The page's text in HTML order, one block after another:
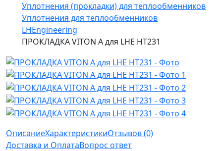
Уплотнения (прокладки) для теплообменников
Уплотнения для теплообменников
LHEngineering
ПРОКЛАДКА VITON A для LHE HT231
ОписаниеХарактеристикиОтзывов (0)
Доставка и ОплатаВопрос ответ